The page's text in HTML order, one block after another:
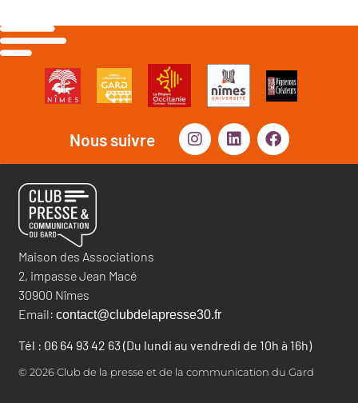
Nous suivre
Maison des Associations
2, impasse Jean Macé
30900 Nîmes
Email: contact@clubdelapresse30.fr
Tél : 06 64 93 42 63 (Du lundi au vendredi de 10h à 16h)
© 2026 Club de la presse et de la communication du Gard